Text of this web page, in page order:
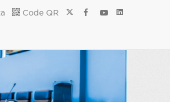
Code QR